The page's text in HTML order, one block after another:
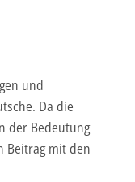
und
Da die
der Bedeutung
Beitrag mit den